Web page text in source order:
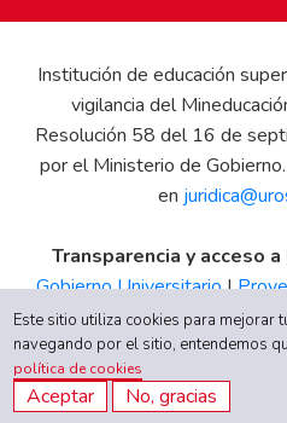
Institución de educación
vigilancia del
Resolución 58 del 16 de
por el Ministerio de
en
Transparencia y acceso
Gobierno Universitario|
|Informe de Gestión|
Tributario|Estados
de
Este sitio utiliza cookies para mejorar
navegando por el sitio, entendemos
política de cookies
Aceptar No, gracias